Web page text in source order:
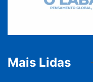
Mais Lidas